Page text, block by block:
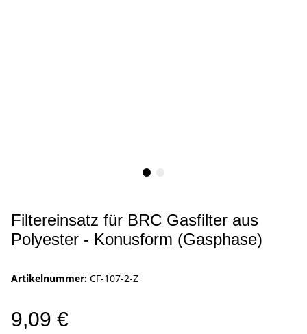
Filtereinsatz für BRC Gasfilter aus
Polyester - Konusform (Gasphase)
Artikelnummer: CF-107-2-Z
9,09 €